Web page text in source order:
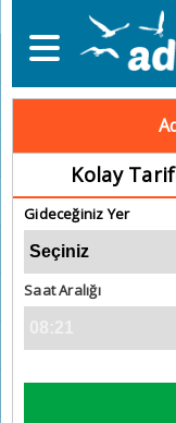
Kolay
Gideceğiniz Yer
Saat Aralığı